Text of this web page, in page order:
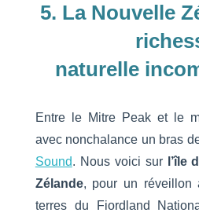
5. La Nouvelle
naturelle
Entre le Mitre Peak et le
avec nonchalance un bras
Sound. Nous voici sur
l’île
Zélande, pour un réveillon
terres du Fiordland